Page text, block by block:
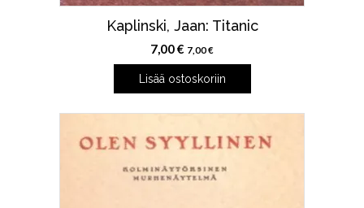
Kaplinski, Jaan: Titanic
7,00€ 7,00€
Lisää ostoskoriin